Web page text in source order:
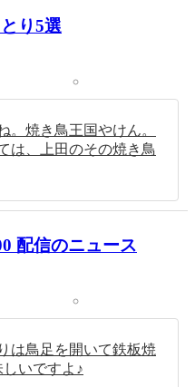
り5選
。焼き鳥王国やけん。
は、上田のその焼き鳥
配信のニュース
は鳥足を開いて鉄板焼
いですよ♪